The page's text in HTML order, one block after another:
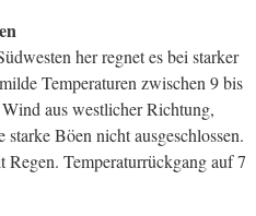
her regnet es bei starker
Temperaturen zwischen 9 bis
aus westlicher Richtung,
starke Böen nicht ausgeschlossen.
Temperaturrückgang auf 7